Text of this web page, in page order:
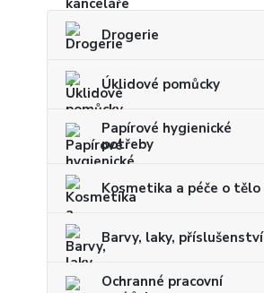
Drogerie
Úklidové pomůcky
Papírové hygienické
potřeby
Kosmetika a péče o tělo
Barvy, laky, příslušenství
Ochranné pracovní